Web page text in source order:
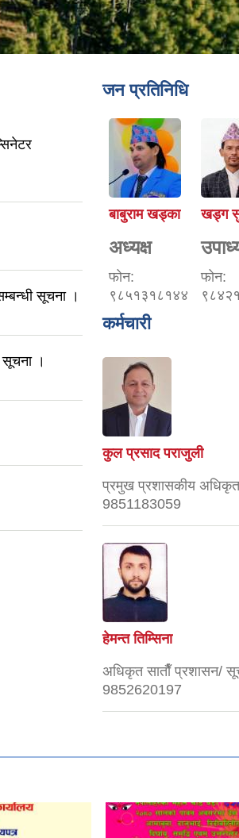
सूचना ।
सूचना ।
जन प्रतिनिधि
बाबुराम खड्का
अध्यक्ष
फोन:
९८५१३१८१४४
खड्ग
फोन:
कर्मचारी
कुल प्रसाद पराजुली
प्रमुख प्रशासकीय अधिकृत
9851183059
हेमन्त तिम्सिना
अधिकृत साताैँ प्रशासन/
9852620197